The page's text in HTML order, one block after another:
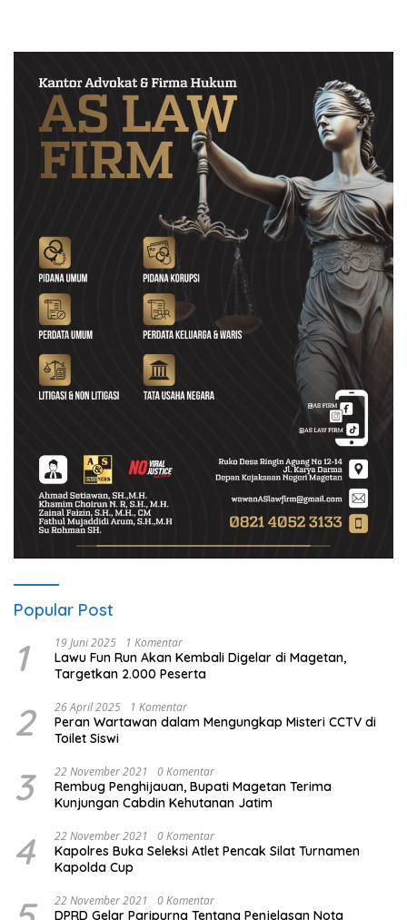
Popular Post
1 19 Juni 2025 1 Komentar
Lawu Fun Run Akan Kembali Digelar di Magetan,
Targetkan 2.000 Peserta
2 26 April 2025 1 Komentar
Peran Wartawan dalam Mengungkap Misteri CCTV di
Toilet Siswi
3 22 November 2021 0 Komentar
Rembug Penghijauan, Bupati Magetan Terima
Kunjungan Cabdin Kehutanan Jatim
4 22 November 2021 0 Komentar
Kapolres Buka Seleksi Atlet Pencak Silat Turnamen
Kapolda Cup
22 November 2021 0 Komentar
DPRD Gelar Paripurna Tentang Penjelasan Nota